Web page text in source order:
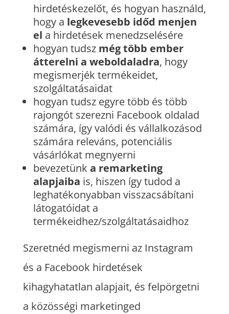
hirdetéskezelőt, és hogyan használd,
hogy a legkevesebb időd menjen
el a hirdetések menedzselésére
hogyan tudsz még több ember
átterelni a weboldaladra, hogy
megismerjék termékeidet,
szolgáltatásaidat
hogyan tudsz egyre több és több
rajongót szerezni Facebook oldalad
számára, így valódi és vállalkozásod
számára releváns, potenciális
vásárlókat megnyerni
bevezetünk a remarketing
alapjaiba is, hiszen így tudod a
leghatékonyabban visszacsábítani
látogatóidat a
termékeidhez/szolgáltatásaidhoz
Szeretnéd megismerni az Instagram
és a Facebook hirdetések
kihagyhatatlan alapjait, és felpörgetni
a közösségi marketinged